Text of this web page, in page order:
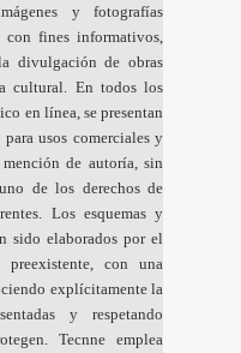
y fotografías
fines informativos,
divulgación de obras
cultural. En todos los
en línea, se presentan
usos comerciales y
de autoría, sin
de los derechos de
Los esquemas y
sido elaborados por el
con una
explícitamente la
y respetando
Tecnne emplea